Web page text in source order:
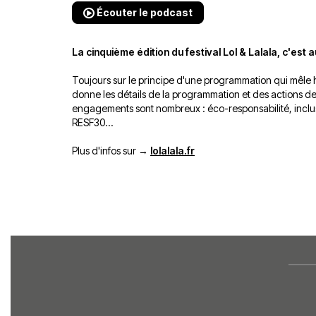
Écouter le podcast
La cinquième édition du festival Lol & Lalala, c'est
Toujours sur le principe d'une programmation qui
donne les détails de la programmation et des actions
engagements sont nombreux : éco-responsabilité,
RESF30...
Plus d'infos sur → lolalala.fr